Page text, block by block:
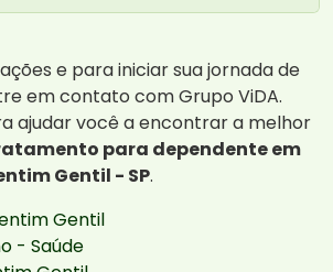
e para iniciar sua jornada de
em contato com Grupo ViDA.
ajudar você a encontrar a melhor
para dependente em
Gentil - SP.
Gentil
- Saúde